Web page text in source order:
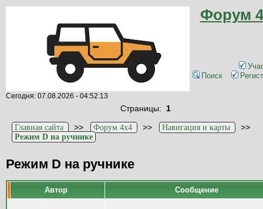
Форум
Поиск
Сегодня: 07.08.2026 - 04:52:13
Страницы: 1
Главная сайта >> Форум 4x4 >> Навигация и карты >>
Режим D на ручнике
Режим D на ручнике
Автор Сообщение